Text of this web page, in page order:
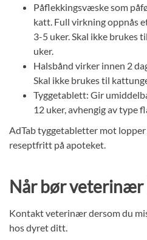
Påflekkingsvæske som
katt. Full virkning oppnås
3-5 uker. Skal ikke brukes
uker.
Halsbånd virker innen 2
Skal ikke brukes til
Tyggetablett: Gir
12 uker, avhengig av type
AdTab tyggetabletter mot
reseptfritt på apoteket.
Når bør veterinær
Kontakt veterinær dersom du
hos dyret ditt.